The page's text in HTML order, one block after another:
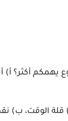
أكثر؟ أ)
قلة الوقت، ب)